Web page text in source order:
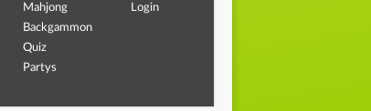
Mahjong
Backgammon
Quiz
Partys
Login